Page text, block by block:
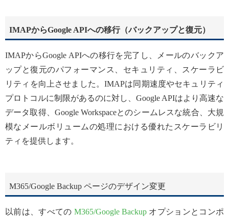
IMAPからGoogle APIへの移行（バックアップと復元）
IMAPからGoogle APIへの移行を完了し、メールのバックア
ップと復元のパフォーマンス、セキュリティ、スケーラビ
リティを向上させました。IMAPは同期速度やセキュリティ
プロトコルに制限があるのに対し、Google APIはより高速な
データ取得、Google Workspaceとのシームレスな統合、大規
模なメールボリュームの処理における優れたスケーラビリ
ティを提供します。
M365/Google Backup ページのデザイン変更
以前は、すべての M365/Google Backup オプションとコンポ